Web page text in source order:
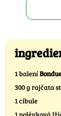
1 balení
300 g rajčata
1 cibule